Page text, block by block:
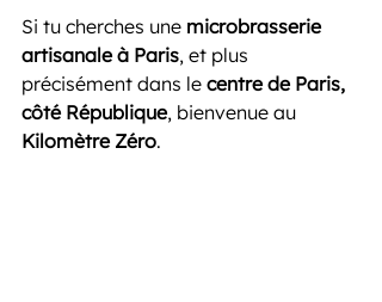
Si tu cherches une microbrasserie
artisanale à Paris, et plus
précisément dans le centre de Paris,
côté République, bienvenue au
Kilomètre Zéro.